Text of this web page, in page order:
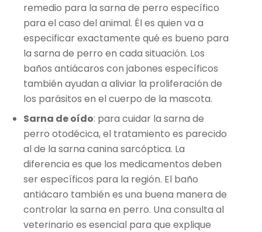
remedio para la sarna de perro específico
para el caso del animal. Él es quien va a
especificar exactamente qué es bueno para
la sarna de perro en cada situación. Los
baños antiácaros con jabones específicos
también ayudan a aliviar la proliferación de
los parásitos en el cuerpo de la mascota.
Sarna de oído: para cuidar la sarna de
perro otodécica, el tratamiento es parecido
al de la sarna canina sarcóptica. La
diferencia es que los medicamentos deben
ser específicos para la región. El baño
antiácaro también es una buena manera de
controlar la sarna en perro. Una consulta al
veterinario es esencial para que explique